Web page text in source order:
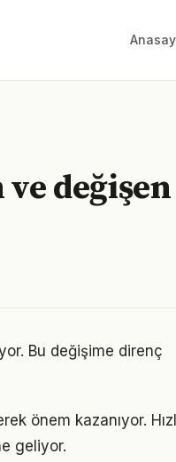
değişen
Bu değişime direnç
önem kazanıyor.
geliyor.